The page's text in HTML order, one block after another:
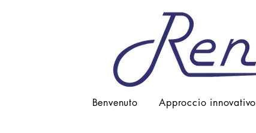
Benvenuto Approccio innovativo